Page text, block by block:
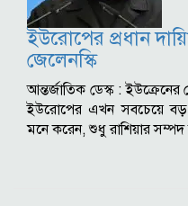
ইউরোপের প্রধান
জেলেনস্কি
আন্তর্জাতিক ডেস্ক : ইউক্রেনের
ইউরোপের এখন সবচেয়ে বড়
মনে করেন, শুধু রাশিয়ার